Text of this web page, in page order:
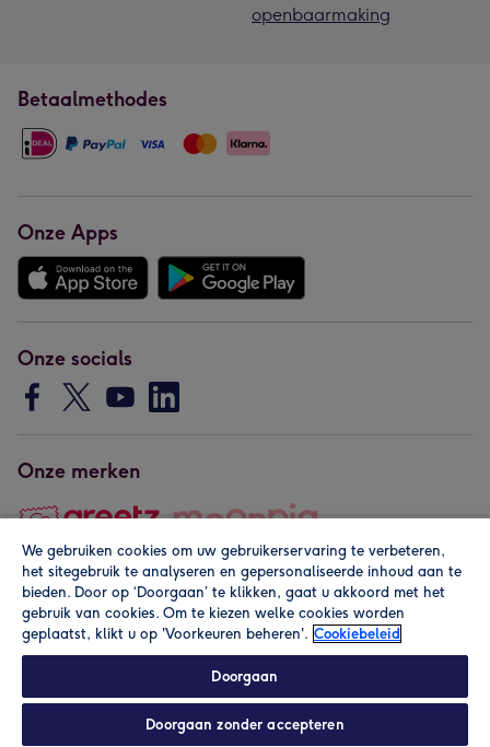
openbaarmaking
Betaalmethodes
Onze Apps
Onze socials
Onze merken
Copyright © 2026 by Greetz
Alle prijzen zijn inclusief btw en andere heffingen. Lees de
We gebruiken cookies om uw gebruikerservaring te verbeteren,
het sitegebruik te analyseren en gepersonaliseerde inhoud aan te
bieden. Door op ‘Doorgaan’ te klikken, gaat u akkoord met het
gebruik van cookies. Om te kiezen welke cookies worden
geplaatst, klikt u op 'Voorkeuren beheren'. Cookiebeleid
Doorgaan
Doorgaan zonder accepteren